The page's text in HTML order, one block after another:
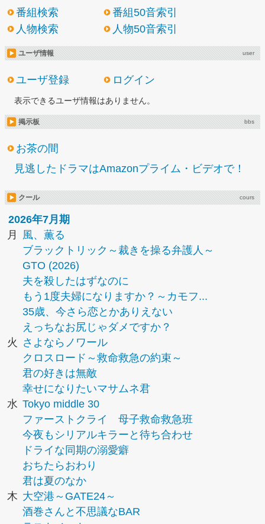
番組検索
番組50音索引
人物検索
人物50音索引
ユーザ情報 user
ユーザ登録 ログイン
表示できるユーザ情報はありません。
掲示板 bbs
お茶の間
見逃したドラマはAmazonプライム・ビデオで！
クール cours
2026年7月期
月
風、薫る
ブラックトリック～裁きを操る弁護人～
GTO (2026)
夫を殺したはずなのに
もう1度夫婦になりますか？～カモフ...
35歳、今さら恋とかありえない
えっちなお尻じゃダメですか？
火
さよならノワール
クロスロード～救命救急の約束～
君の好きは無敵
幸せになりたいマサムネ君
水 Tokyo middle 30
ファーストクライ 母子救命救急班
今夜もシリアルキラーと待ち合わせ
ドライな同期の溺愛癖
おちたらおわり
君は夏のなか
木 大空港～GATE24～
酒巻さんと不思議なBAR